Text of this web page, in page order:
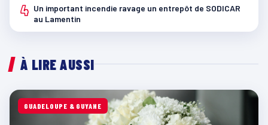
4 Un important incendie ravage un entrepôt de SODICAR
au Lamentin
À LIRE AUSSI
GUADELOUPE & GUYANE